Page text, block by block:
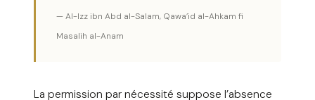
— Al-Izz ibn Abd al-Salam, Qawa’id al-Ahkam fi
Masalih al-Anam
La permission par nécessité suppose l’absence